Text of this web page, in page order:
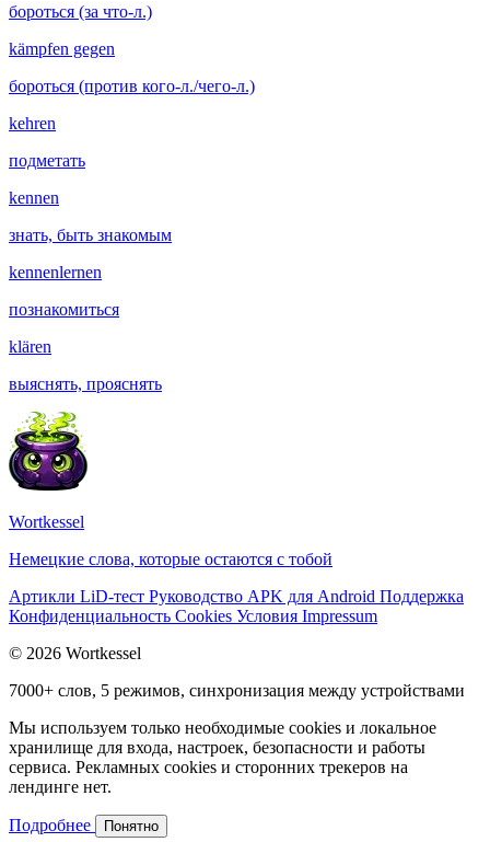
бороться (за что-л.)
kämpfen gegen
бороться (против кого-л./чего-л.)
kehren
подметать
kennen
знать, быть знакомым
kennenlernen
познакомиться
klären
выяснять, прояснять
Wortkessel
Немецкие слова, которые остаются с тобой
Артикли LiD-тест Руководство APK для Android Поддержка
Конфиденциальность Cookies Условия Impressum
© 2026 Wortkessel
7000+ слов, 5 режимов, синхронизация между устройствами
Мы используем только необходимые cookies и локальное
хранилище для входа, настроек, безопасности и работы
сервиса. Рекламных cookies и сторонних трекеров на
лендинге нет.
Подробнее Понятно